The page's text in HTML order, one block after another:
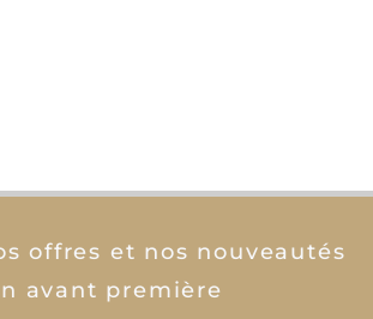
offres et nos nouveautés
avant première